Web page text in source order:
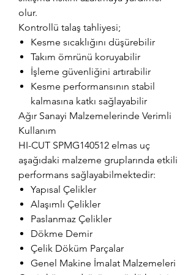
olur.
Kontrollü talaş tahliyesi;
Kesme sıcaklığını düşürebilir
Takım ömrünü koruyabilir
İşleme güvenliğini artırabilir
Kesme performansının stabil
kalmasına katkı sağlayabilir
Ağır Sanayi Malzemelerinde Verimli
Kullanım
HI-CUT SPMG140512 elmas uç
aşağıdaki malzeme gruplarında etkili
performans sağlayabilmektedir:
Yapısal Çelikler
Alaşımlı Çelikler
Paslanmaz Çelikler
Dökme Demir
Çelik Döküm Parçalar
Genel Makine İmalat Malzemeleri